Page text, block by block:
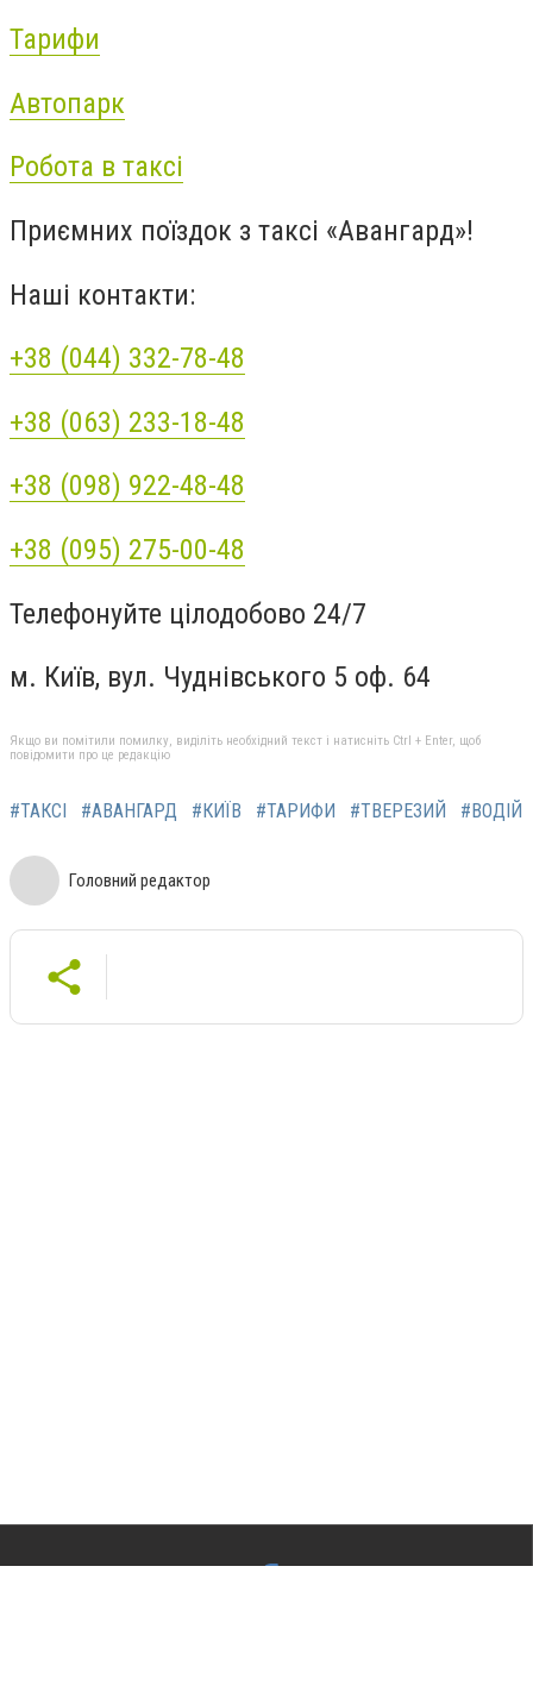
Тарифи
Автопарк
Робота в таксі
Приємних поїздок з таксі «Авангард»!
Наші контакти:
+38 (044) 332-78-48
+38 (063) 233-18-48
+38 (098) 922-48-48
+38 (095) 275-00-48
Телефонуйте цілодобово 24/7
м. Київ, вул. Чуднівського 5 оф. 64
Якщо ви помітили помилку, виділіть необхідний текст і натисніть Ctrl + Enter, щоб
повідомити про це редакцію
#ТАКСІ #АВАНГАРД #КИЇВ #ТАРИФИ #ТВЕРЕЗИЙ #ВОДІЙ
Головний редактор